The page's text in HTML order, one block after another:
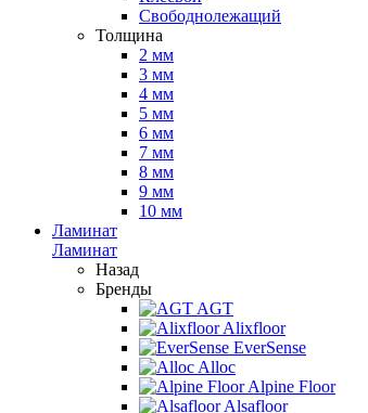
Свободнолежащий
Толщина
2 мм
3 мм
4 мм
5 мм
6 мм
7 мм
8 мм
9 мм
10 мм
Ламинат
Ламинат
Назад
Бренды
AGT
Alixfloor
EverSense
Alloc
Alpine Floor
Alsafloor